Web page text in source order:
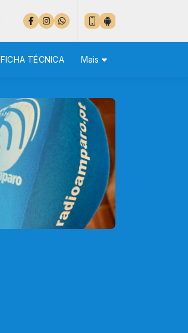
FICHA TÉCNICA Mais